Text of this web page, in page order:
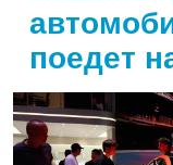
поедет